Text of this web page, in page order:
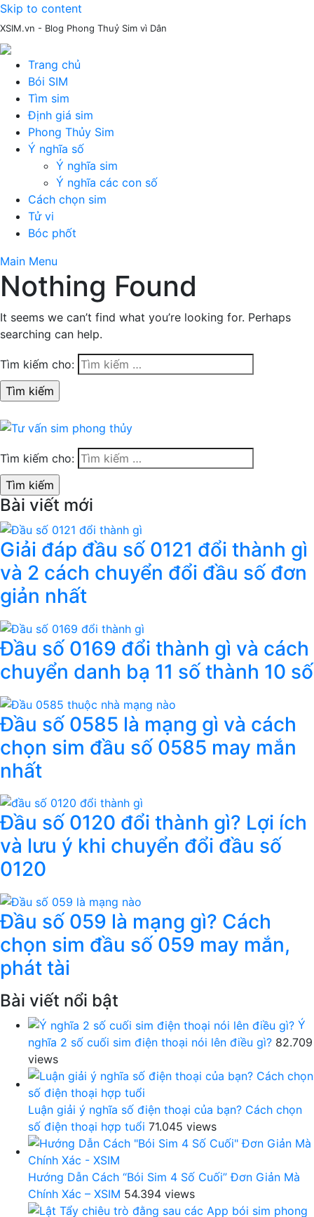
Skip to content
XSIM.vn - Blog Phong Thuỷ Sim vì Dân
Trang chủ
Bói SIM
Tìm sim
Định giá sim
Phong Thủy Sim
Ý nghĩa số
Ý nghĩa sim
Ý nghĩa các con số
Cách chọn sim
Tử vi
Bóc phốt
Main Menu
Nothing Found
It seems we can’t find what you’re looking for. Perhaps
searching can help.
Tìm kiếm cho:
Tìm kiếm cho:
Bài viết mới
Giải đáp đầu số 0121 đổi thành gì
và 2 cách chuyển đổi đầu số đơn
giản nhất
Đầu số 0169 đổi thành gì và cách
chuyển danh bạ 11 số thành 10 số
Đầu số 0585 là mạng gì và cách
chọn sim đầu số 0585 may mắn
nhất
Đầu số 0120 đổi thành gì? Lợi ích
và lưu ý khi chuyển đổi đầu số
0120
Đầu số 059 là mạng gì? Cách
chọn sim đầu số 059 may mắn,
phát tài
Bài viết nổi bật
Ý
nghĩa 2 số cuối sim điện thoại nói lên điều gì? 82.709
views
Luận giải ý nghĩa số điện thoại của bạn? Cách chọn
số điện thoại hợp tuổi 71.045 views
Hướng Dẫn Cách “Bói Sim 4 Số Cuối” Đơn Giản Mà
Chính Xác – XSIM 54.394 views